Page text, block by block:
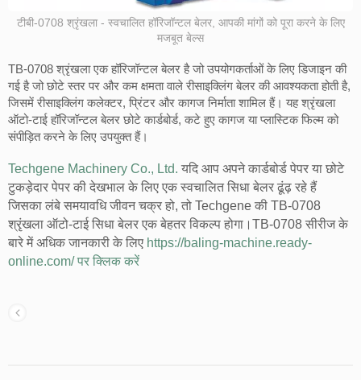
टीबी-0708 श्रृंखला - स्वचालित हॉरिजॉन्टल बेलर, आपकी मांगों को पूरा करने के लिए
मजबूत बेल्स
TB-0708 श्रृंखला एक हॉरिजॉन्टल बेलर है जो उपयोगकर्ताओं के लिए डिजाइन की
गई है जो छोटे स्तर पर और कम क्षमता वाले रीसाइक्लिंग बेलर की आवश्यकता होती है,
जिसमें रीसाइक्लिंग कलेक्टर, प्रिंटर और कागज निर्माता शामिल हैं। यह श्रृंखला
ऑटो-टाई हॉरिजॉन्टल बेलर छोटे कार्डबोर्ड, कटे हुए कागज या प्लास्टिक फिल्म को
संपीड़ित करने के लिए उपयुक्त हैं।
Techgene Machinery Co., Ltd. यदि आप अपने कार्डबोर्ड पेपर या छोटे
टुकड़ेदार पेपर की देखभाल के लिए एक स्वचालित सिधा बेलर ढूंढ़ रहे हैं
जिसका लंबे समयावधि जीवन चक्र हो, तो Techgene की TB-0708
श्रृंखला ऑटो-टाई सिधा बेलर एक बेहतर विकल्प होगा।TB-0708 सीरीज के
बारे में अधिक जानकारी के लिए https://baling-machine.ready-
online.com/ पर क्लिक करें